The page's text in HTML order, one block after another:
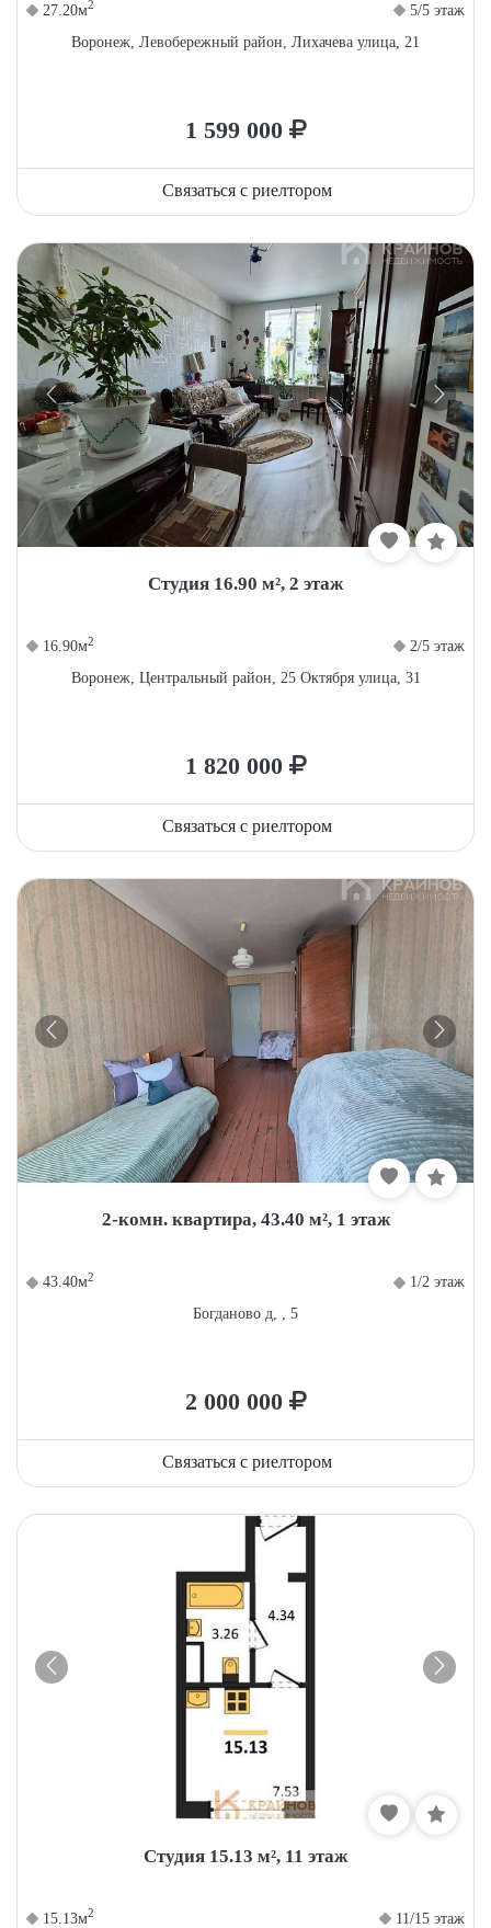
27.20м2
5/5 этаж
Воронеж, Левобережный район, Лихачева улица, 21
1 599 000
Связаться с риелтором
Студия 16.90 м², 2 этаж
16.90м2
2/5 этаж
Воронеж, Центральный район, 25 Октября улица, 31
1 820 000
Связаться с риелтором
2-комн. квартира, 43.40 м², 1 этаж
43.40м2
1/2 этаж
Богданово д, , 5
2 000 000
Связаться с риелтором
Студия 15.13 м², 11 этаж
15.13м2
11/15 этаж